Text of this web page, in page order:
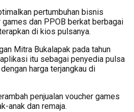
pertumbuhan bisnis
dan PPOB berkat berbagai
di kios pulsanya.
Mitra Bukalapak pada tahun
itu sebagai penyedia pulsa
harga terjangkau di
penjualan voucher games
anak dan remaja.